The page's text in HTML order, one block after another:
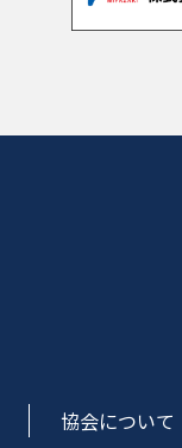
協会について